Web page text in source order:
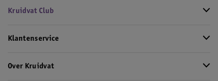
Kruidvat Club
Klantenservice
Over Kruidvat